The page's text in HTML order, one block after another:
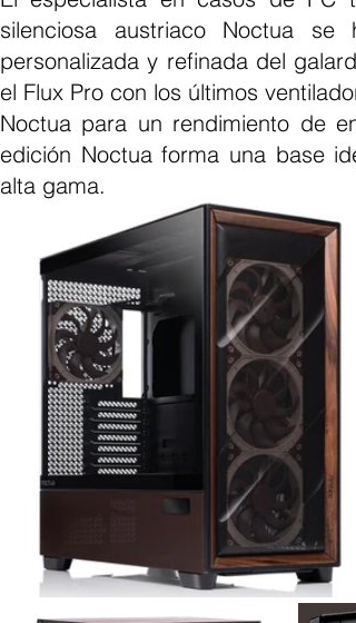
silenciosa austriaco Noctua
personalizada y refinada del
el Flux Pro con los últimos
Noctua para un rendimiento de
edición Noctua forma una base
alta gama.